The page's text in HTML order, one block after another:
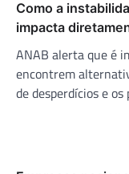
Como a
impacta
ANAB alerta que é
encontrem
de desperdícios e